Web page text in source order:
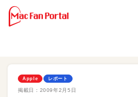
Apple レポート
掲載日： 2009年2月5日